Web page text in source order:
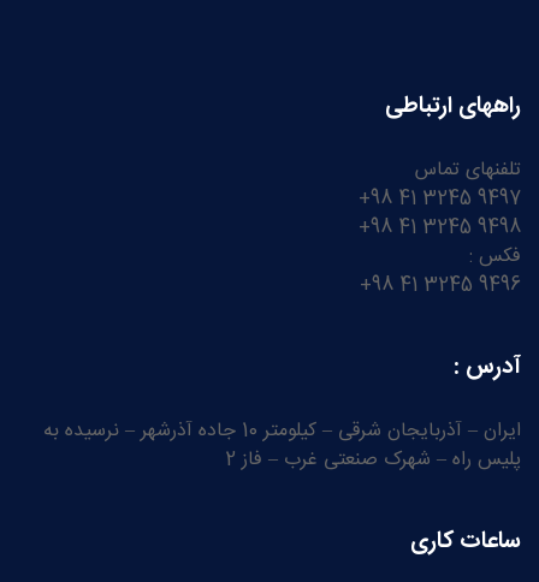
راههای ارتباطی
تلفنهای تماس
9497 3245 41 98+
9498 3245 41 98+
فکس :
9496 3245 41 98+
آدرس :
ایران – آذربایجان شرقی – کیلومتر 10 جاده آذرشهر – نرسیده به
پلیس راه – شهرک صنعتی غرب – فاز 2
ساعات کاری